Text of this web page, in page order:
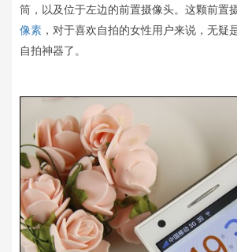
筒，以及位于左边的前置摄像头。这颗前置
像素 ，对于喜欢自拍的女性用户来说，无疑
自拍神器了。